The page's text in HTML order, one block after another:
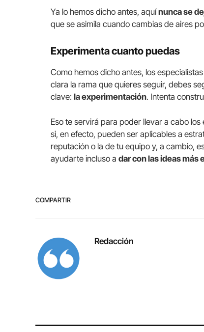
Ya lo hemos dicho antes, aquínunca se
que se asimila cuando cambias de aires
Experimenta cuanto puedas
Como hemos dicho antes, los
clara la rama que quieres seguir, debes
clave: la experimentación. Intenta
Eso te servirá para poder llevar a cabo
si, en efecto, pueden ser aplicables a
reputación o la de tu equipo y, a cambio,
ayudarte incluso a dar con las ideas más
COMPARTIR
Redacción